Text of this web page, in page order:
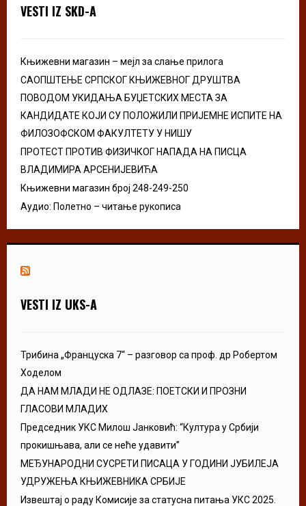
r
VESTI IZ SKD-A
Књижевни магазин – мејл за слање прилога
САОПШТЕЊЕ СРПСКОГ КЊИЖЕВНОГ ДРУШТВА
ПОВОДОМ УКИДАЊА БУЏЕТСКИХ МЕСТА ЗА
КАНДИДАТЕ КОЈИ СУ ПОЛОЖИЛИ ПРИЈЕМНЕ ИСПИТЕ НА
ФИЛОЗОФСКОМ ФАКУЛТЕТУ У НИШУ
ПРОТЕСТ ПРОТИВ ФИЗИЧКОГ НАПАДА НА ПИСЦА
ВЛАДИМИРА АРСЕНИЈЕВИЋА
Књижевни магазин број 248-249-250
Аудио: Полетно – читање рукописа
VESTI IZ UKS-A
Трибина „Француска 7“ – разговор са проф. др Робертом
Ходелом
ДА НАМ МЛАДИ НЕ ОДЛАЗЕ: ПОЕТСКИ И ПРОЗНИ
ГЛАСОВИ МЛАДИХ
Председник УКС Милош Јанковић: “Култура у Србији
прокишњава, али се неће удавити”
МЕЂУНАРОДНИ СУСРЕТИ ПИСАЦА У ГОДИНИ ЈУБИЛЕЈА
УДРУЖЕЊА КЊИЖЕВНИКА СРБИЈЕ
Извештај о раду Комисије за статусна питања УКС 2025.